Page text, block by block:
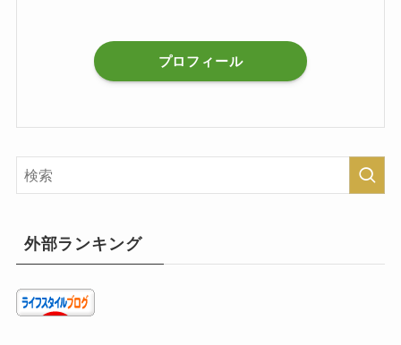
プロフィール
外部ランキング